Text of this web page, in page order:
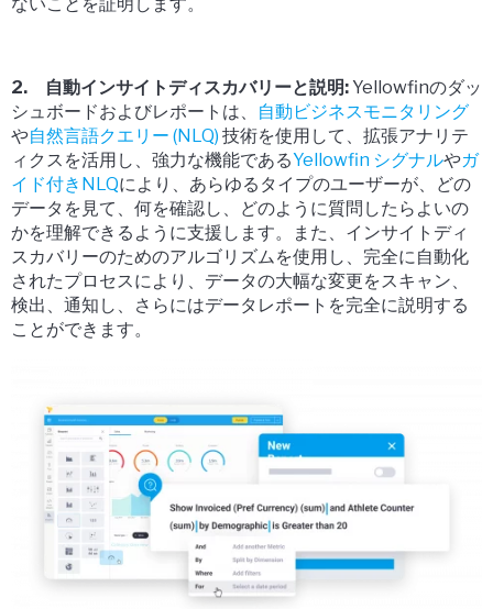
2. 自動インサイトディスカバリーと説明:Yellowfinのダッ
シュボードおよびレポートは、
自動ビジネスモニタリング
や自然言語クエリー (NLQ) 技術を使用して、拡張アナリテ
ィクスを活用し、強力な機能であるYellowfin シグナルやガ
イド付きNLQにより、あらゆるタイプのユーザーが、どの
データを見て、何を確認し、どのように質問したらよいの
かを理解できるように支援します。また、インサイトディ
スカバリーのためのアルゴリズムを使用し、完全に自動化
されたプロセスにより、データの大幅な変更をスキャン、
検出、通知し、さらにはデータレポートを完全に説明する
ことができます。